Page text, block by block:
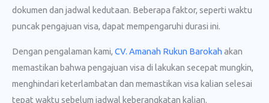
dokumen dan jadwal kedutaan. Beberapa faktor, seperti waktu
puncak pengajuan visa, dapat mempengaruhi durasi ini.
Dengan pengalaman kami, CV. Amanah Rukun Barokah akan
memastikan bahwa pengajuan visa di lakukan secepat mungkin,
menghindari keterlambatan dan memastikan visa kalian selesai
tepat waktu sebelum jadwal keberangkatan kalian.